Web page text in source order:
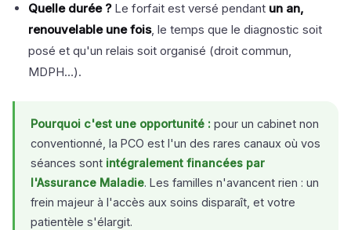
Quelle durée ?Le forfait est versé pendant un an,
renouvelable une fois, le temps que le diagnostic soit
posé et qu'un relais soit organisé (droit commun,
MDPH…).
Pourquoi c'est une opportunité : pour un cabinet non
conventionné, la PCO est l'un des rares canaux où vos
séances sont intégralement financées par
l'Assurance Maladie. Les familles n'avancent rien : un
frein majeur à l'accès aux soins disparaît, et votre
patientèle s'élargit.